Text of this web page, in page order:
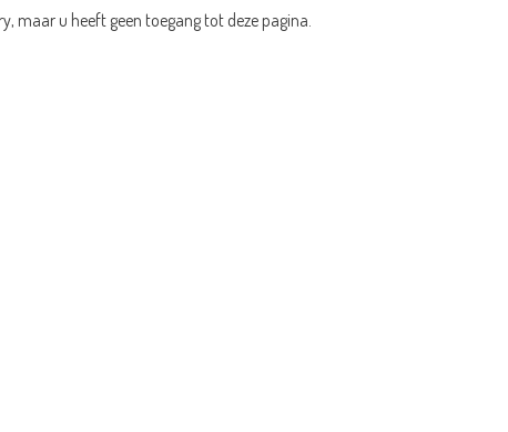
maar u heeft geen toegang tot deze pagina.